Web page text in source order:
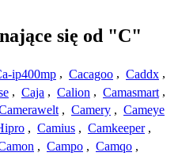
się od "C"
ip400mp , Cacagoo , Caddx ,
, Caja , Calion , Camasmart ,
, Camery , Cameye
, Camius , Camkeeper ,
, Campo , Camqo ,